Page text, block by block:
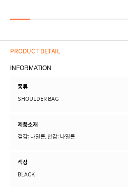
PRODUCT DETAIL
INFORMATION
종류
SHOULDER BAG
제품소재
겉감: 나일론, 안감: 나일론
색상
BLACK